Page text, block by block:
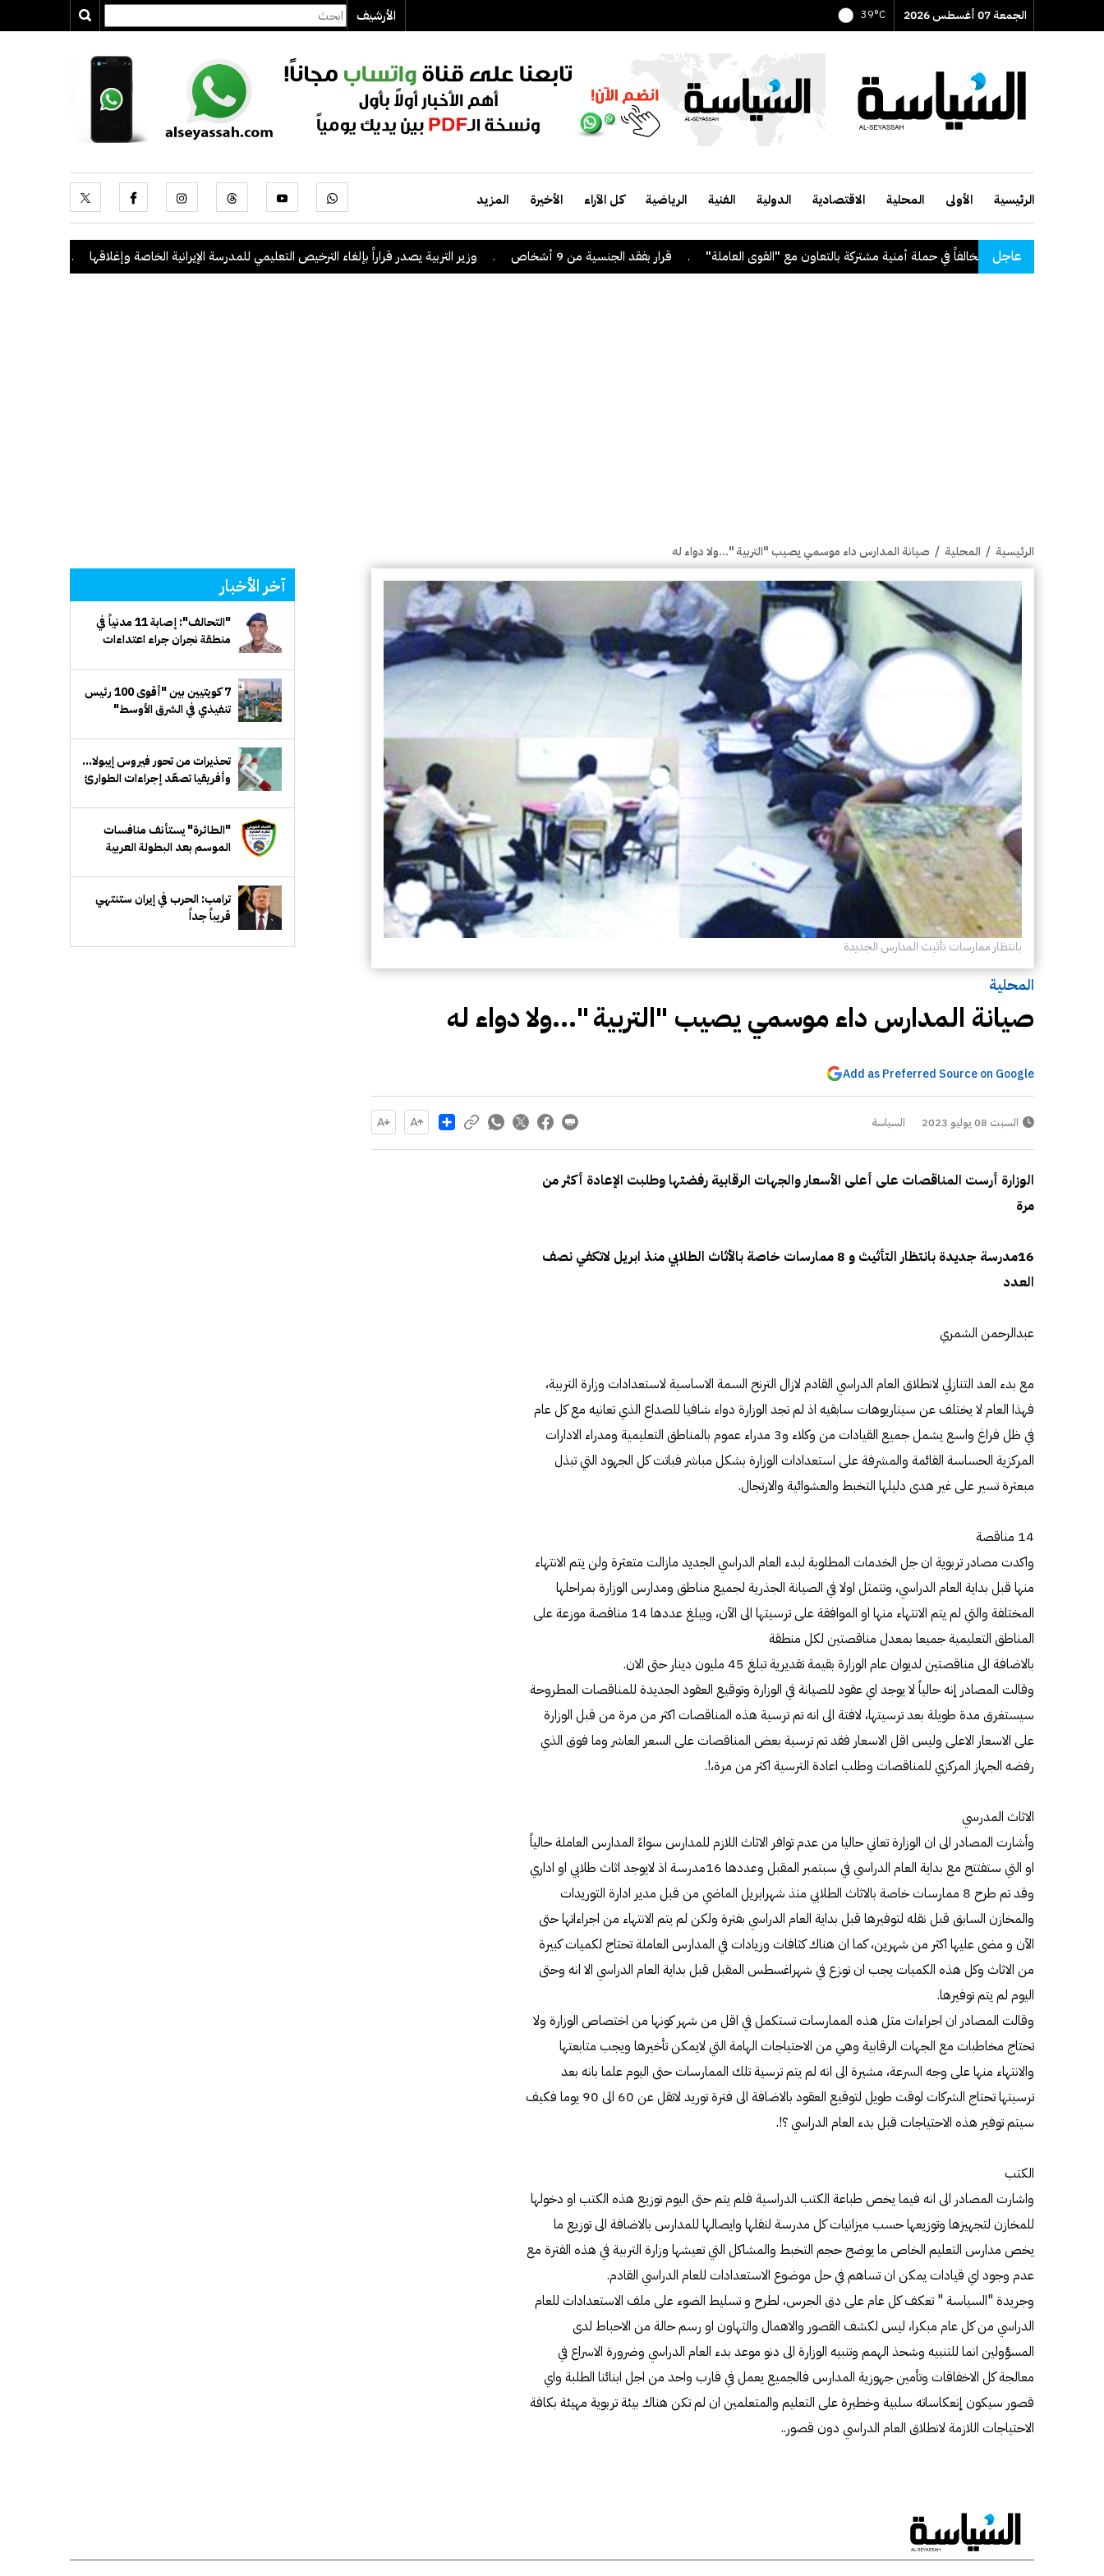
الجمعة 07 أغسطس 2026 39°C الأرشيف
الرئيسية الأولى المحلية الاقتصادية الدولية الفنية الرياضية كل الآراء الأخيرة المزيد
عاجل . قرار بفقد الجنسية من 9 أشخاص . وزير التربية يصدر قراراً بإلغاء الترخيص التعليمي للمدرسة الإيرانية الخاصة وإغلاقها . "الداخلية": ضبط 56 مخالفاً في حملة أمنية مشتركة بالتعاون مع "القوى العاملة"
الرئيسية / المحلية / صيانة المدارس داء موسمي يصيب "التربية "...ولا دواء له
بانتظار ممارسات تأثيث المدارس الجديدة
المحلية
صيانة المدارس داء موسمي يصيب "التربية "...ولا دواء له
Add as Preferred Source on Google
السبت 08 يوليو 2023 السياسة Share
الوزارة أرست المناقصات على أعلى الأسعار والجهات الرقابية رفضتها وطلبت الإعادة أكثر من
مرة
16مدرسة جديدة بانتظار التأثيث و 8 ممارسات خاصة بالأثاث الطلابي منذ ابريل لاتكفي نصف
العدد
عبدالرحمن الشمري
مع بدء العد التنازلي لانطلاق العام الدراسي القادم لازال الترنح السمة الاساسية لاستعدادات وزارة التربية،
فهذا العام لا يختلف عن سيناريوهات سابقيه اذ لم تجد الوزارة دواء شافيا للصداع الذي تعانيه مع كل عام
في ظل فراغ واسع يشمل جميع القيادات من وكلاء و3 مدراء عموم بالمناطق التعليمية ومدراء الادارات
المركزية الحساسة القائمة والمشرفة على استعدادات الوزارة بشكل مباشر فباتت كل الجهود التي تبذل
مبعثرة تسير على غير هدى دليلها التخبط والعشوائية والارتجال.
14 مناقصة
واكدت مصادر تربوية ان جل الخدمات المطلوبة لبدء العام الدراسي الجديد مازالت متعثرة ولن يتم الانتهاء
منها قبل بداية العام الدراسي، وتتمثل اولا في الصيانة الجذرية لجميع مناطق ومدارس الوزارة بمراحلها
المختلفة والتي لم يتم الانتهاء منها او الموافقة على ترسيتها الى الآن، ويبلغ عددها 14 مناقصة موزعة على
المناطق التعليمية جميعا بمعدل مناقصتين لكل منطقة
بالاضافة الى مناقصتين لديوان عام الوزارة بقيمة تقديرية تبلغ 45 مليون دينار حتى الان.
وقالت المصادر إنه حالياً لا يوجد اي عقود للصيانة في الوزارة وتوقيع العقود الجديدة للمناقصات المطروحة
سيستغرق مدة طويلة بعد ترسيتها، لافتة الى انه تم ترسية هذه المناقصات اكثر من مرة من قبل الوزارة
على الاسعار الاعلى وليس اقل الاسعار فقد تم ترسية بعض المناقصات على السعر العاشر وما فوق الذي
رفضه الجهاز المركزي للمناقصات وطلب اعادة الترسية اكثر من مرة،!.
الاثاث المدرسي
وأشارت المصادر الى ان الوزارة تعاني حاليا من عدم توافر الاثاث اللازم للمدارس سواءً المدارس العاملة حالياً
او التي ستفتتح مع بداية العام الدراسي في سبتمبر المقبل وعددها 16مدرسة اذ لايوجد اثاث طلابي او اداري
وقد تم طرح 8 ممارسات خاصة بالاثاث الطلابي منذ شهرابريل الماضي من قبل مدير ادارة التوريدات
والمخازن السابق قبل نقله لتوفيرها قبل بداية العام الدراسي بفترة ولكن لم يتم الانتهاء من اجراءاتها حتى
الآن و مضى عليها اكثر من شهرين، كما ان هناك كثافات وزيادات في المدارس العاملة تحتاج لكميات كبيرة
من الاثاث وكل هذه الكميات يجب ان توزع في شهراغسطس المقبل قبل بداية العام الدراسي الا انه وحتى
اليوم لم يتم توفيرها.
وقالت المصادر ان اجراءات مثل هذه الممارسات تستكمل في اقل من شهر كونها من اختصاص الوزارة ولا
تحتاج مخاطبات مع الجهات الرقابية وهي من الاحتياجات الهامة التي لايمكن تأخيرها ويجب متابعتها
والانتهاء منها على وجه السرعة، مشيرة الى انه لم يتم ترسية تلك الممارسات حتى اليوم علما بانه بعد
ترسيتها تحتاج الشركات لوقت طويل لتوقيع العقود بالاضافة الى فترة توريد لاتقل عن 60 الى 90 يوما فكيف
سيتم توفير هذه الاحتياجات قبل بدء العام الدراسي ؟!.
الكتب
واشارت المصادر الى انه فيما يخص طباعة الكتب الدراسية فلم يتم حتى اليوم توزيع هذه الكتب او دخولها
للمخازن لتجهيزها وتوزيعها حسب ميزانيات كل مدرسة لنقلها وايصالها للمدارس بالاضافة الى توزيع ما
يخص مدارس التعليم الخاص ما يوضح حجم التخبط والمشاكل التي تعيشها وزارة التربية في هذه الفترة مع
عدم وجود اي قيادات يمكن ان تساهم في حل موضوع الاستعدادات للعام الدراسي القادم.
وجريدة "السياسة " تعكف كل عام على دق الجرس، لطرح و تسليط الضوء على ملف الاستعدادات للعام
الدراسي من كل عام مبكرا، ليس لكشف القصور والاهمال والتهاون او رسم حالة من الاحباط لدى
المسؤولين انما للتنبيه وشحذ الهمم وتنبيه الوزارة الى دنو موعد بدء العام الدراسي وضرورة الاسراع في
معالجة كل الاخفاقات وتأمين جهوزية المدارس فالجميع يعمل في قارب واحد من اجل ابنائنا الطلبة واي
قصور سيكون إنعكاساته سلبية وخطيرة على التعليم والمتعلمين ان لم تكن هناك بيئة تربوية مهيئة بكافة
الاحتياجات اللازمة لانطلاق العام الدراسي دون قصور..
آخر الأخبار
"التحالف": إصابة 11 مدنياً في
منطقة نجران جراء اعتداءات
7 كويتيين بين "أقوى 100 رئيس
تنفيذي في الشرق الأوسط"
تحذيرات من تحور فيروس إيبولا...
وأفريقيا تصعّد إجراءات الطوارئ
"الطائرة" يستأنف منافسات
الموسم بعد البطولة العربية
ترامب: الحرب في إيران ستنتهي
قريباً جداً